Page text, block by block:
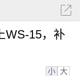
WS-15，补
小 大